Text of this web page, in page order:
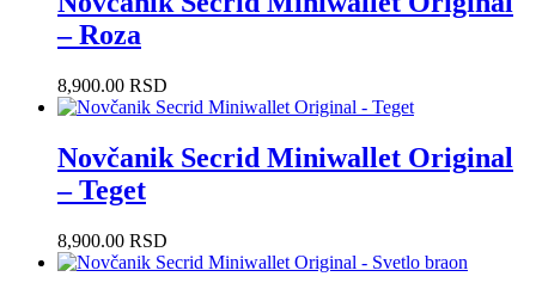
– Roza
8,900.00 RSD
Novčanik Secrid Miniwallet Original
– Teget
8,900.00 RSD